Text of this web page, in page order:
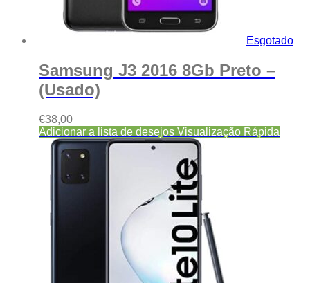
Esgotado
Samsung J3 2016 8Gb Preto –
(Usado)
€38,00
Adicionar a lista de desejos Visualização Rápida